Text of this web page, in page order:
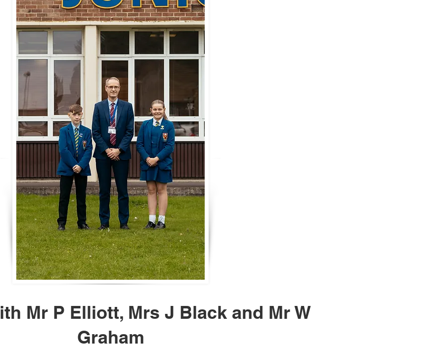
Mr P Elliott, Mrs J Black and Mr W
Graham